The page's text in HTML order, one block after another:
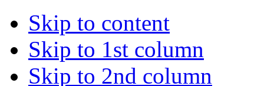
Skip to content
Skip to 1st column
Skip to 2nd column